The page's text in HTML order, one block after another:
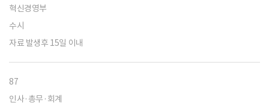
혁신경영부
수시
자료 발생후 15일 이내
87
인사·총무·회계